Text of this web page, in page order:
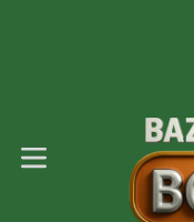
expandir/colapsar